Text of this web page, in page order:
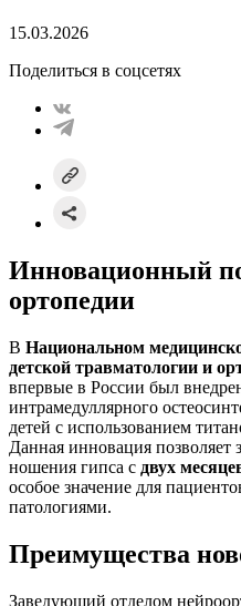
15.03.2026
Поделиться в соцсетях
Инновационный
ортопедии
В Национальном
детской травматологии и
впервые в России был
интрамедуллярного
детей с использованием
Данная инновация позволяет
ношения гипса с двух
особое значение для
патологиями.
Преимущества
Заведующий отделом